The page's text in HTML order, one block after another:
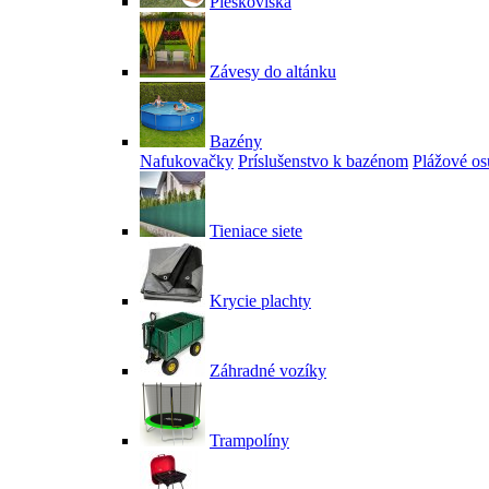
Závesy do altánku
Bazény
Nafukovačky Príslušenstvo k bazénom Plážové
Tieniace siete
Krycie plachty
Záhradné vozíky
Trampolíny